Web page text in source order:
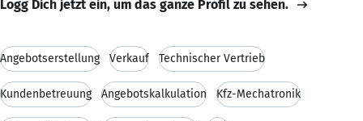
Logg Dich jetzt ein, um das ganze Profil zu sehen.
Angebotserstellung Verkauf Technischer Vertrieb
Kundenbetreuung Angebotskalkulation Kfz-Mechatronik